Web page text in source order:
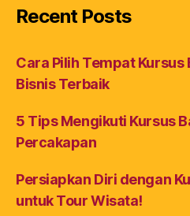
Recent Posts
Cara Pilih Tempat Kursus
Bisnis Terbaik
5 Tips Mengikuti Kursus
Percakapan
Persiapkan Diri dengan
untuk Tour Wisata!